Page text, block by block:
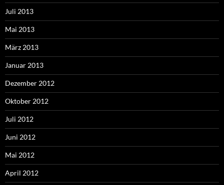
Juli 2013
Mai 2013
März 2013
Januar 2013
Dezember 2012
Oktober 2012
Juli 2012
Juni 2012
Mai 2012
April 2012